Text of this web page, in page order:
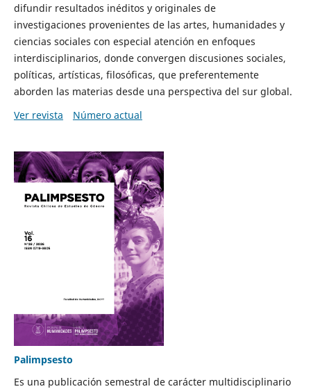
difundir resultados inéditos y originales de
investigaciones provenientes de las artes, humanidades y
ciencias sociales con especial atención en enfoques
interdisciplinarios, donde convergen discusiones sociales,
políticas, artísticas, filosóficas, que preferentemente
aborden las materias desde una perspectiva del sur global.
Ver revista
Número actual
Palimpsesto
Es una publicación semestral de carácter multidisciplinario